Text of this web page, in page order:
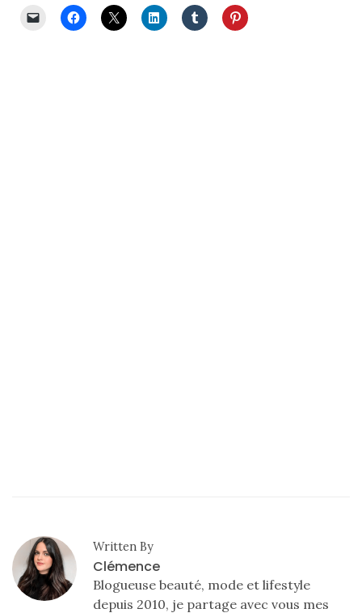
Written By
Clémence
Blogueuse beauté, mode et lifestyle
depuis 2010, je partage avec vous mes